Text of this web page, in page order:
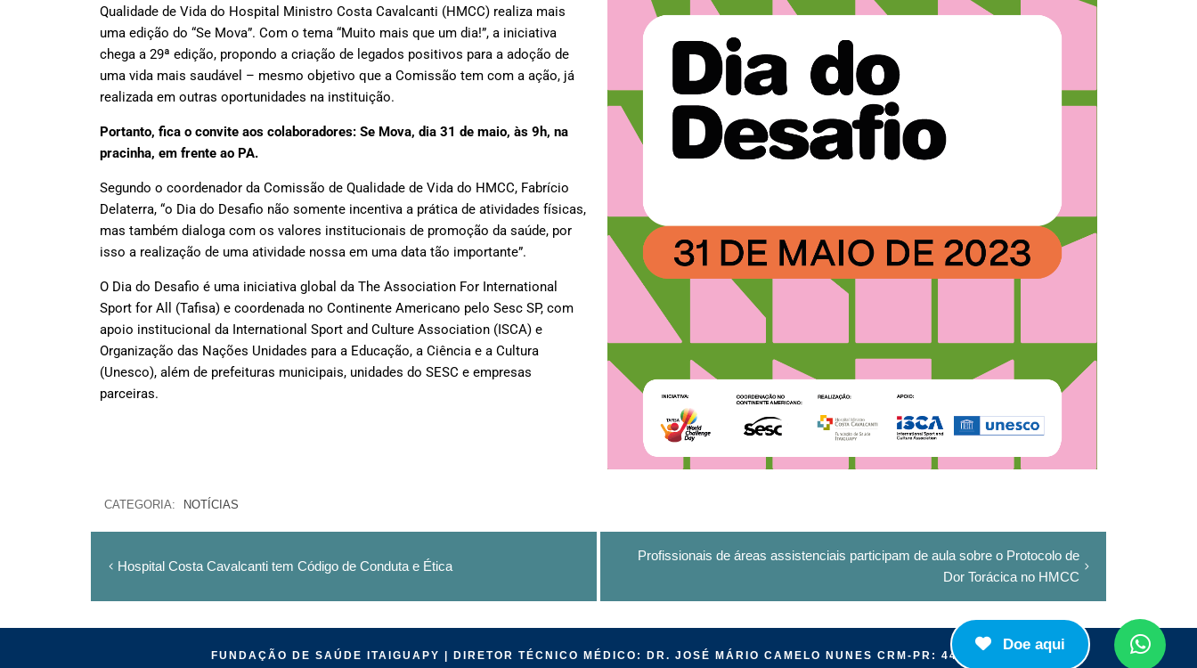
Qualidade de Vida do Hospital Ministro Costa Cavalcanti (HMCC) realiza mais
uma edição do “Se Mova”. Com o tema “Muito mais que um dia!”, a iniciativa
chega a 29ª edição, propondo a criação de legados positivos para a adoção de
uma vida mais saudável – mesmo objetivo que a Comissão tem com a ação, já
realizada em outras oportunidades na instituição.
Portanto, fica o convite aos colaboradores: Se Mova, dia 31 de maio, às 9h, na
pracinha, em frente ao PA.
Segundo o coordenador da Comissão de Qualidade de Vida do HMCC, Fabrício
Delaterra, “o Dia do Desafio não somente incentiva a prática de atividades físicas,
mas também dialoga com os valores institucionais de promoção da saúde, por
isso a realização de uma atividade nossa em uma data tão importante”.
O Dia do Desafio é uma iniciativa global da The Association For International
Sport for All (Tafisa) e coordenada no Continente Americano pelo Sesc SP, com
apoio institucional da International Sport and Culture Association (ISCA) e
Organização das Nações Unidades para a Educação, a Ciência e a Cultura
(Unesco), além de prefeituras municipais, unidades do SESC e empresas
parceiras.
CATEGORIA: NOTÍCIAS
Hospital Costa Cavalcanti tem Código de Conduta e Ética
Profissionais de áreas assistenciais participam de aula sobre o Protocolo de
Dor Torácica no HMCC
FUNDAÇÃO DE SAÚDE ITAIGUAPY | DIRETOR TÉCNICO MÉDICO: DR. JOSÉ MÁRIO CAMELO NUNES CRM-PR: 44.582
Doe aqui